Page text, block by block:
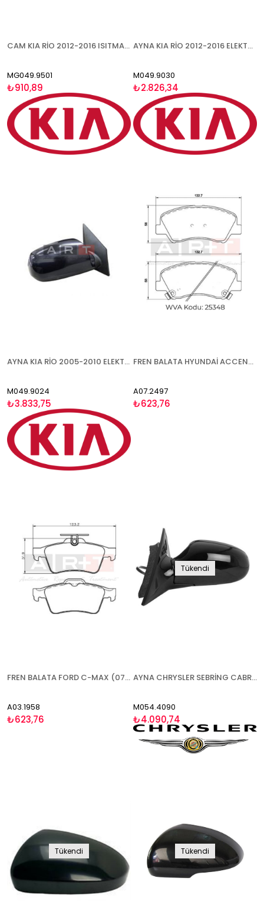
CAM KIA RİO 2012-2016 ISITMALI SAĞ
MG049.9501
₺910,89
AYNA KIA RİO 2012-2016 ELEKTRİKLİ BOYANABİLİR ISITMALI SİNYALLİ SOL
M049.9030
₺2.826,34
AYNA KIA RİO 2005-2010 ELEKTRİKLİ BOYANABİLİR ISITMALI SOL
M049.9024
₺3.833,75
FREN BALATA HYUNDAİ ACCENT BLUE (11-) ACCENT IV (10-) KİA RİO (11-) - ÖN
A07.2497
₺623,76
FREN BALATA FORD C-MAX (07-10) FOCUS II-III (04-12)(12-18) TOURNEO CONNECT (02-13)(14-) TRANSİT CONNECT (02-12)(13-) KUGA (12-18) CİTROEN C5 (08-) JAGUAR S-TYPE II (99-06)(06-) XF I (08-15) XJ (03-10)(10-) XK II (06-14) MAZDA 3 (03-09)(09-13) 5 (05-10)(10
A03.1958
₺623,76
Tükendi
AYNA CHRYSLER SEBRİNG CABRİO COUPE 1996-2002 ELEKTRİKLİ ISITMALI SOL
M054.4090
₺4.090,74
Tükendi Tükendi